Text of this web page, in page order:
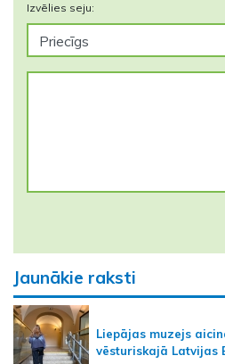
Izvēlies seju:
Jaunākie raksti
Liepājas muzejs
vēsturiskajā Latvijas